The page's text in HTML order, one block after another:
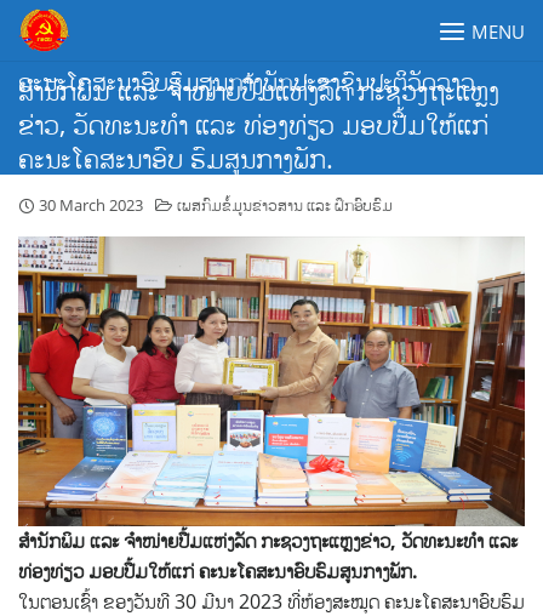
Skip
content
ຄະນະໂຄສະນາອົບຮົມສູນກາງພັກປະຊາຊົນປະຕິວັດລາວ
MENU
ສໍານັກພິມ ແລະ ຈໍາໜ່າຍປື້ມແຫ່ງລັດ ກະຊວງຖະແຫຼງ
ຂ່າວ, ວັດທະນະທໍາ ແລະ ທ່ອງທ່ຽວ ມອບປື້ມໃຫ້ແກ່
ຄະນະໂຄສະນາອົບ ຮົມສູນກາງພັກ.
30 March 2023 ເພສກົມຂໍ້ມູນຂ່າວສານ ແລະ ຝຶກອົບຮົມ
ສໍານັກພິມ ແລະ ຈໍາໜ່າຍປື້ມແຫ່ງລັດ ກະຊວງຖະແຫຼງຂ່າວ, ວັດທະນະທໍາ ແລະ
ທ່ອງທ່ຽວ ມອບປື້ມໃຫ້ແກ່ ຄະນະໂຄສະນາອົບຮົມສູນກາງພັກ.
ໃນຕອນເຊົ້າ ຂອງວັນທີ 30 ມີນາ 2023 ທີ່ຫ້ອງສະໝຸດ ຄະນະໂຄສະນາອົບຮົມ